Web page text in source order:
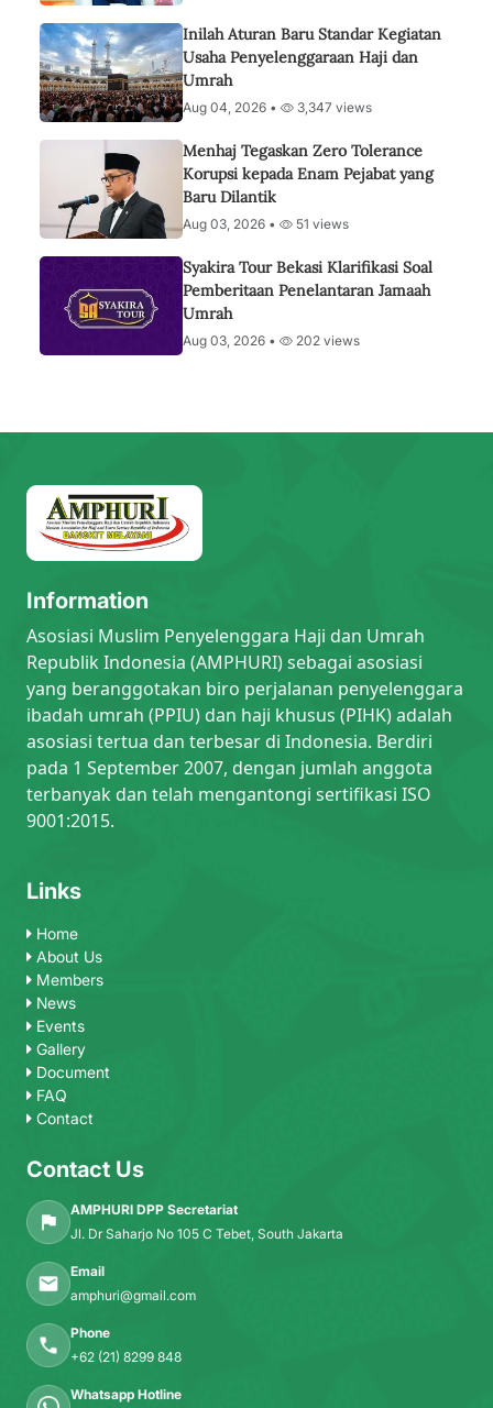
Inilah Aturan Baru Standar Kegiatan
Usaha Penyelenggaraan Haji dan
Umrah
Aug 04, 2026 • 3,347 views
Menhaj Tegaskan Zero Tolerance
Korupsi kepada Enam Pejabat yang
Baru Dilantik
Aug 03, 2026 • 51 views
Syakira Tour Bekasi Klarifikasi Soal
Pemberitaan Penelantaran Jamaah
Umrah
Aug 03, 2026 • 202 views
Information
Asosiasi Muslim Penyelenggara Haji dan Umrah
Republik Indonesia (AMPHURI) sebagai asosiasi
yang beranggotakan biro perjalanan penyelenggara
ibadah umrah (PPIU) dan haji khusus (PIHK) adalah
asosiasi tertua dan terbesar di Indonesia. Berdiri
pada 1 September 2007, dengan jumlah anggota
terbanyak dan telah mengantongi sertifikasi ISO
9001:2015.
Links
Home
About Us
Members
News
Events
Gallery
Document
FAQ
Contact
Contact Us
AMPHURI DPP Secretariat
Jl. Dr Saharjo No 105 C Tebet, South Jakarta
Email
amphuri@gmail.com
Phone
+62 (21) 8299 848
Whatsapp Hotline